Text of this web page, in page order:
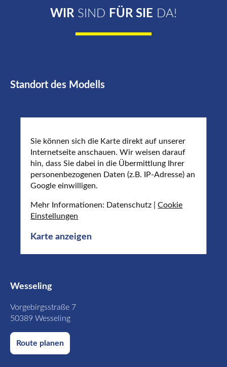
WIRSIND FÜR SIE DA!
Standort des Modells
Sie können sich die Karte direkt auf unserer
Internetseite anschauen. Wir weisen darauf
hin, dass Sie dabei in die Übermittlung Ihrer
personenbezogenen Daten (z.B. IP-Adresse) an
Google einwilligen.
Mehr Informationen: Datenschutz |Cookie
Einstellungen
Karte anzeigen
Wesseling
Vorgebirgsstraße 7
50389 Wesseling
Route planen